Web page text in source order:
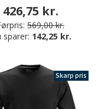
426,75 kr.
569,00 kr.
sparer: 142,25 kr.
Skarp pris